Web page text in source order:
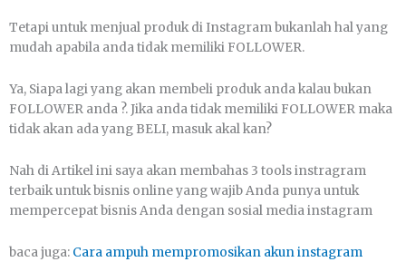
Tetapi untuk menjual produk di Instagram bukanlah hal yang
mudah apabila anda tidak memiliki FOLLOWER.
Ya, Siapa lagi yang akan membeli produk anda kalau bukan
FOLLOWER anda ?. Jika anda tidak memiliki FOLLOWER maka
tidak akan ada yang BELI, masuk akal kan?
Nah di Artikel ini saya akan membahas 3 tools instragram
terbaik untuk bisnis online yang wajib Anda punya untuk
mempercepat bisnis Anda dengan sosial media instagram
baca juga: Cara ampuh mempromosikan akun instagram